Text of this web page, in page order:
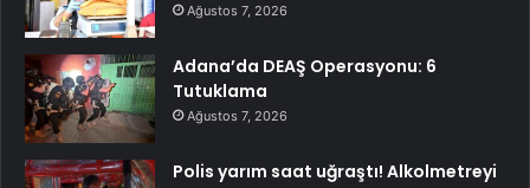
Ağustos 7, 2026
Adana’da DEAŞ Operasyonu: 6
Tutuklama
Ağustos 7, 2026
Polis yarım saat uğraştı! Alkolmetreyi